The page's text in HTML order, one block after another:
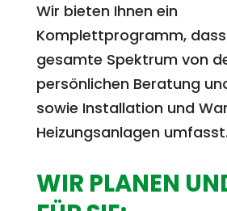
Wir bieten Ihnen ein
Komplettprogramm,
gesamte Spektrum von
persönlichen Beratung
sowie Installation und
Heizungsanlagen umfasst.
WIR PLANEN